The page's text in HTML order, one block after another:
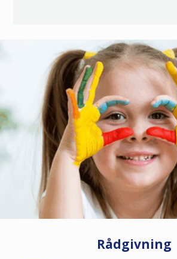
Rådgivning